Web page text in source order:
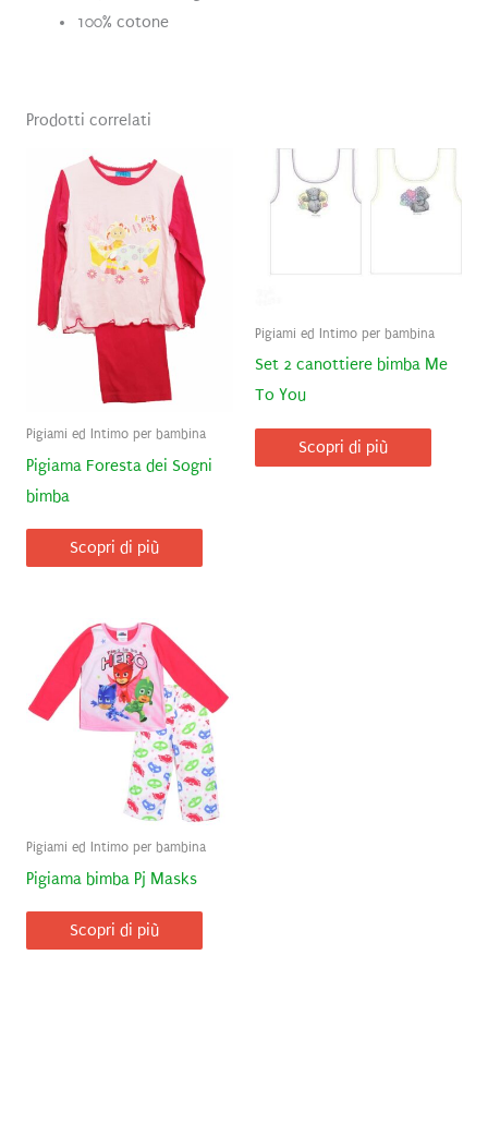
100% cotone
Prodotti correlati
Pigiami ed Intimo per bambina
Pigiama Foresta dei Sogni
bimba
Scopri di più
Pigiami ed Intimo per bambina
Set 2 canottiere bimba Me
To You
Scopri di più
Pigiami ed Intimo per bambina
Pigiama bimba Pj Masks
Scopri di più